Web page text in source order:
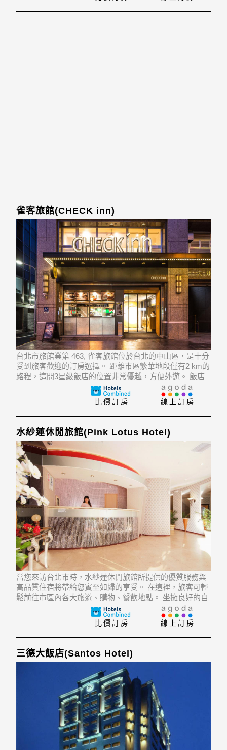
雀客旅館(CHECK inn)
台北市旅館業第 463, 雀客旅館位於台北的中山區，是十分
受到旅客歡迎的訂房選擇。 距離市區繁華地段僅有2 km的
路程，這間3星級飯店的位置非常優越，方便外遊。 飯店
位置優越讓遊人前往市區內的熱門景點變得方便快捷。
線上訂房
比價訂房
水紗蓮休閒旅館(Pink Lotus Hotel)
當您來訪台北市時，水紗蓮休閒旅館所提供的優質服務與
高品質住宿將帶給您賓至如歸的享受。 在這裡，旅客可輕
鬆前往市區內各大旅遊、購物、餐飲地點。 坐擁良好的自
然環境，比鄰北投溫泉, 北投公園, 北投溫泉博物館等景
點，所有這些使得這家飯店別具特色。
線上訂房
比價訂房
三德大飯店(Santos Hotel)